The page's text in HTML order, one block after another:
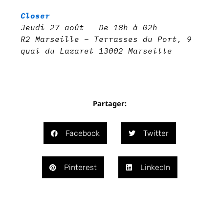
Closer
Jeudi 27 août – De 18h à 02h
R2 Marseille – Terrasses du Port, 9
quai du Lazaret 13002 Marseille
Partager:
Facebook Twitter
Pinterest LinkedIn